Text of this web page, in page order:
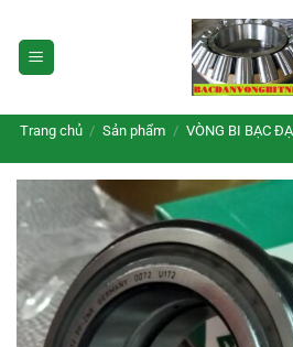
qua
nội
Trang chủ / Sản phẩm / VÒNG BI BẠC